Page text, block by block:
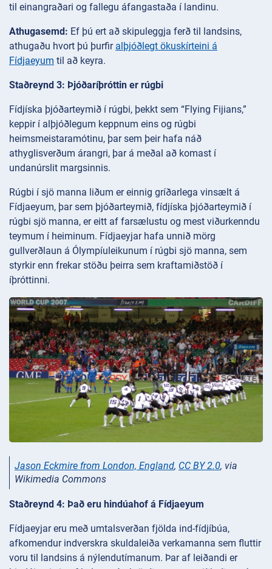
til einangraðari og fallegu áfangastaða í landinu.
Athugasemd: Ef þú ert að skipuleggja ferð til landsins,
athugaðu hvort þú þurfir alþjóðlegt ökuskírteini á
Fídjaeyum til að keyra.
Staðreynd 3: Þjóðaríþróttin er rúgbi
Fídjíska þjóðarteymið í rúgbi, þekkt sem “Flying Fijians,”
keppir í alþjóðlegum keppnum eins og rúgbi
heimsmeistaramótinu, þar sem þeir hafa náð
athyglisverðum árangri, þar á meðal að komast í
undanúrslit margsinnis.
Rúgbi í sjö manna liðum er einnig gríðarlega vinsælt á
Fídjaeyum, þar sem þjóðarteymið, fídjíska þjóðarteymið í
rúgbi sjö manna, er eitt af farsælustu og mest viðurkenndu
teymum í heiminum. Fídjaeyjar hafa unnið mörg
gullverðlaun á Ólympíuleikunum í rúgbi sjö manna, sem
styrkir enn frekar stöðu þeirra sem kraftamiðstöð í
íþróttinni.
Jason Eckmire from London, England, CC BY 2.0, via
Wikimedia Commons
Staðreynd 4: Það eru hindúahof á Fídjaeyum
Fídjaeyjar eru með umtalsverðan fjölda ind-fídjíbúa,
afkomendur indverskra skuldaleiða verkamanna sem fluttir
voru til landsins á nýlendutímanum. Þar af leiðandi er